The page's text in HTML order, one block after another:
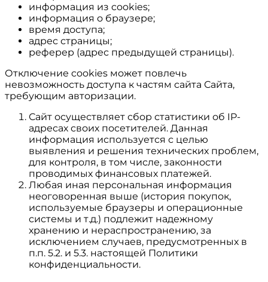
информация из cookies;
информация о браузере;
время доступа;
адрес страницы;
реферер (адрес предыдущей страницы).
Отключение cookies может повлечь
невозможность доступа к частям сайта Сайта,
требующим авторизации.
Сайт осуществляет сбор статистики об IP-
адресах своих посетителей. Данная
информация используется с целью
выявления и решения технических проблем,
для контроля, в том числе, законности
проводимых финансовых платежей.
Любая иная персональная информация
неоговоренная выше (история покупок,
используемые браузеры и операционные
системы и т.д.) подлежит надежному
хранению и нераспространению, за
исключением случаев, предусмотренных в
п.п. 5.2. и 5.3. настоящей Политики
конфиденциальности.